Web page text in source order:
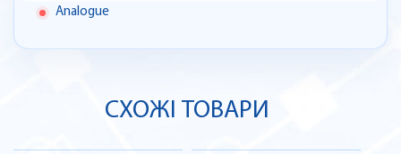
Analogue
СХОЖІ ТОВАРИ